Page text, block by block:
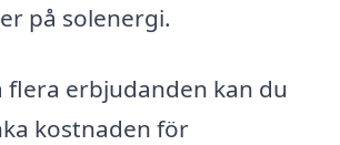
på solenergi.
flera erbjudanden kan du
kostnaden för